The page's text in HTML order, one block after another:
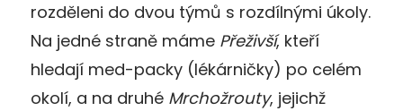
rozděleni do dvou týmů s rozdílnými úkoly.
Na jedné straně máme Přeživší, kteří
hledají med-packy (lékárničky) po celém
okolí, a na druhé Mrchožrouty, jejichž